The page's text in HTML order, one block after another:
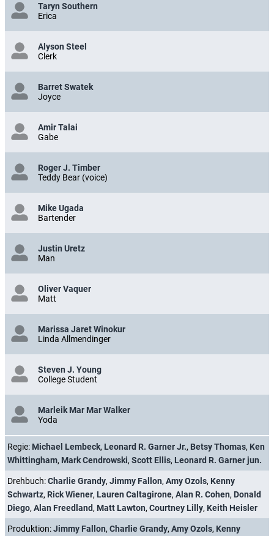
Taryn Southern
Erica
Alyson Steel
Clerk
Barret Swatek
Joyce
Amir Talai
Gabe
Roger J. Timber
Teddy Bear (voice)
Mike Ugada
Bartender
Justin Uretz
Man
Oliver Vaquer
Matt
Marissa Jaret Winokur
Linda Allmendinger
Steven J. Young
College Student
Marleik Mar Mar Walker
Yoda
Regie: Michael Lembeck, Leonard R. Garner Jr., Betsy Thomas, Ken
Whittingham, Mark Cendrowski, Scott Ellis, Leonard R. Garner jun.
Drehbuch:Charlie Grandy, Jimmy Fallon, Amy Ozols, Kenny
Schwartz, Rick Wiener, Lauren Caltagirone, Alan R. Cohen, Donald
Diego, Alan Freedland, Matt Lawton, Courtney Lilly, Keith Heisler
Produktion:Jimmy Fallon, Charlie Grandy, Amy Ozols, Kenny